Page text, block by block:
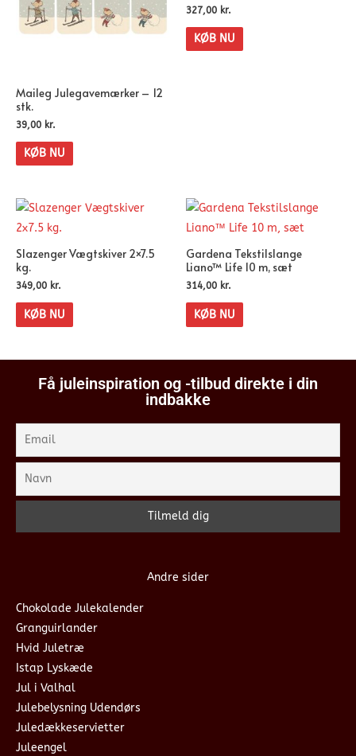
Maileg Julegavemærker – 12
stk.
39,00 kr.
KØB NU
327,00 kr.
KØB NU
Slazenger Vægtskiver 2×7.5
kg.
349,00 kr.
KØB NU
Gardena Tekstilslange
Liano™ Life 10 m, sæt
314,00 kr.
KØB NU
Få juleinspiration og -tilbud direkte i din
indbakke
Andre sider
Chokolade Julekalender
Granguirlander
Hvid Juletræ
Istap Lyskæde
Jul i Valhal
Julebelysning Udendørs
Juledækkeservietter
Juleengel